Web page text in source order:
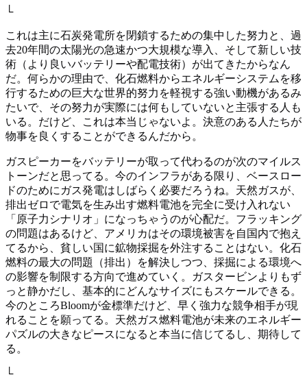
└
これは主に石炭発電所を閉鎖するための集中した努力と、過
去20年間の太陽光の急速かつ大規模な導入、そして新しい技
術（より良いバッテリーや配電技術）が出てきたからなん
だ。何らかの理由で、化石燃料からエネルギーシステムを移
行するための巨大な世界的努力を軽視する強い動機があるみ
たいで、その努力が実際には何もしていないと主張する人も
いる。だけど、これは本当じゃないよ。決意のある人たちが
物事を良くすることができるんだから。
ガスピーカーをバッテリーが取って代わるのが次のマイルス
トーンだと思ってる。今のインフラがある限り、ベースロー
ドのためにガス発電はしばらく必要だろうね。天然ガスが、
排出ゼロで電気を生み出す燃料電池を完全に受け入れない
「原子力シナリオ」になっちゃうのが心配だ。フラッキング
の問題はあるけど、アメリカはその環境被害を自国内で抱え
てるから、貧しい国に鉱物採掘を外注することはない。化石
燃料の最大の問題（排出）を解決しつつ、採掘による環境へ
の影響を制限する方向で進めていく。ガスタービンよりもず
っと静かだし、基本的にどんなサイズにもスケールできる。
今のところBloomが金標準だけど、早く強力な競争相手が現
れることを願ってる。天然ガス燃料電池が未来のエネルギー
パズルの大きなピースになると本当に信じてるし、期待して
る。
└